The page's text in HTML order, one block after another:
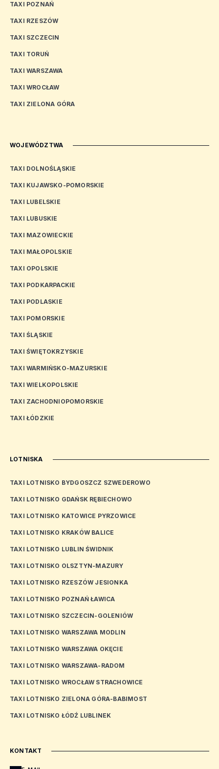
TAXI POZNAŃ
TAXI RZESZÓW
TAXI SZCZECIN
TAXI TORUŃ
TAXI WARSZAWA
TAXI WROCŁAW
TAXI ZIELONA GÓRA
WOJEWÓDZTWA
TAXI DOLNOŚLĄSKIE
TAXI KUJAWSKO-POMORSKIE
TAXI LUBELSKIE
TAXI LUBUSKIE
TAXI MAZOWIECKIE
TAXI MAŁOPOLSKIE
TAXI OPOLSKIE
TAXI PODKARPACKIE
TAXI PODLASKIE
TAXI POMORSKIE
TAXI ŚLĄSKIE
TAXI ŚWIĘTOKRZYSKIE
TAXI WARMIŃSKO-MAZURSKIE
TAXI WIELKOPOLSKIE
TAXI ZACHODNIOPOMORSKIE
TAXI ŁÓDZKIE
LOTNISKA
TAXI LOTNISKO BYDGOSZCZ SZWEDEROWO
TAXI LOTNISKO GDAŃSK RĘBIECHOWO
TAXI LOTNISKO KATOWICE PYRZOWICE
TAXI LOTNISKO KRAKÓW BALICE
TAXI LOTNISKO LUBLIN ŚWIDNIK
TAXI LOTNISKO OLSZTYN-MAZURY
TAXI LOTNISKO RZESZÓW JESIONKA
TAXI LOTNISKO POZNAŃ ŁAWICA
TAXI LOTNISKO SZCZECIN-GOLENIÓW
TAXI LOTNISKO WARSZAWA MODLIN
TAXI LOTNISKO WARSZAWA OKĘCIE
TAXI LOTNISKO WARSZAWA-RADOM
TAXI LOTNISKO WROCŁAW STRACHOWICE
TAXI LOTNISKO ZIELONA GÓRA-BABIMOST
TAXI LOTNISKO ŁÓDŹ LUBLINEK
KONTAKT